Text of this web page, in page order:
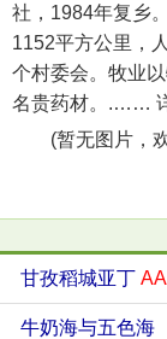
社，1984年复乡
1152平方公里，
个村委会。牧业
名贵药材。.……
(暂无图片，欢
甘孜稻城亚丁
牛奶海与五色海